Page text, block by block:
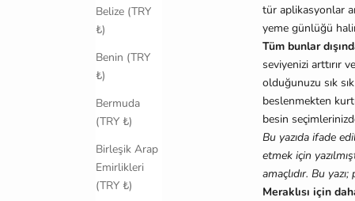
Belize (TRY
₺)
Benin (TRY
₺)
Bermuda
(TRY ₺)
Birleşik Arap
Emirlikleri
(TRY ₺)
tür aplikasyonlar
yeme günlüğü
Tüm bunlar
seviyenizi arttırır
olduğunuzu sık
beslenmekten
besin
Bu yazıda ifade
etmek için
amaçlıdır. Bu
Meraklısı için